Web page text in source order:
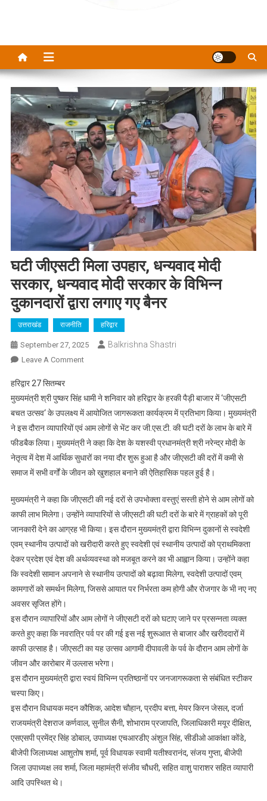
घटी जीएसटी मिला उपहार, धन्यवाद मोदी
सरकार, धन्यवाद मोदी सरकार के विभिन्न
दुकानदारों द्वारा लगाए गए बैनर
उत्तराखंड राजनीति हरिद्वार
September 27, 2025 Balkrishna Shastri
Leave A CommentOn
मिला
उपहार,
धन्यवाद
मोदी
सरकार,
धन्यवाद
सरकार
के
विभिन्न
लगाए
गए
बैनर
हरिद्वार 27 सितम्बर
मुख्यमंत्री श्री पुष्कर सिंह धामी ने शनिवार को हरिद्वार के हरकी पैड़ी बाजार में ‘जीएसटी
बचत उत्सव‘ के उपलक्ष्य में आयोजित जागरूकता कार्यक्रम में प्रतिभाग किया। मुख्यमंत्री
ने इस दौरान व्यापारियों एवं आम लोगों से भेंट कर जी.एस.टी. की घटी दरों के लाभ के बारे में
फीडबैक लिया। मुख्यमंत्री ने कहा कि देश के यशस्वी प्रधानमंत्री श्री नरेन्द्र मोदी के
नेतृत्व में देश में आर्थिक सुधारों का नया दौर शुरू हुआ है और जीएसटी की दरों में कमी से
समाज में सभी वर्गों के जीवन को खुशहाल बनाने की ऐतिहासिक पहल हुई है।
मुख्यमंत्री ने कहा कि जीएसटी की नई दरों से उपभोक्ता वस्तुएं सस्ती होने से आम लोगों को
काफी लाभ मिलेगा। उन्होंने व्यापारियों से जीएसटी की घटी दरों के बारे में ग्राहकों को पूरी
जानकारी देने का आग्रह भी किया। इस दौरान मुख्यमंत्री द्वारा विभिन्न दुकानों से स्वदेशी
एवम् स्थानीय उत्पादों को खरीदारी करते हुए स्वदेशी एवं स्थानीय उत्पादों को प्राथमिकता
देकर प्रदेश एवं देश की अर्थव्यवस्था को मजबूत करने का भी आह्वान किया। उन्होंने कहा
कि स्वदेशी सामान अपनाने से स्थानीय उत्पादों को बढ़ावा मिलेगा, स्वदेशी उत्पादों एवम्
कामगारों को समर्थन मिलेगा, जिससे आयात पर निर्भरता कम होगी और रोजगार के भी नए नए
अवसर सृजित होंगे।
इस दौरान व्यापारियों और आम लोगों ने जीएसटी दरों को घटाए जाने पर प्रसन्नता व्यक्त
करते हुए कहा कि नवरात्रि पर्व पर की गई इस नई शुरूआत से बाजार और खरीददारों में
काफी उत्साह है। जीएसटी का यह उत्सव आगामी दीपावली के पर्व के दौरान आम लोगों के
जीवन और कारोबार में उल्लास भरेगा।
इस दौरान मुख्यमंत्री द्वारा स्वयं विभिन्न प्रतिष्ठानों पर जनजागरूकता से संबंधित स्टीकर
चस्पा किए।
इस दौरान विधायक मदन कौशिक, आदेश चौहान, प्रदीप बत्ता, मेयर किरन जेसल, दर्जा
राजयमंत्री देशराज कर्णवाल, सुनील सैनी, शोभाराम प्रजापति, जिलाधिकारी मयूर दीक्षित,
एसएसपी प्रमेंद्र सिंह डोबाल, उपाध्यक्ष एचआरडीए अंशुल सिंह, सीडीओ आकांक्षा कोंडे,
बीजेपी जिलाध्यक्ष आशुतोष शर्मा, पूर्व विधायक स्वामी यतीश्वरानंद, संजय गुप्ता, बीजेपी
जिला उपाध्यक्ष लव शर्मा, जिला महामंत्री संजीव चौधरी, सहित वाशु पाराशर सहित व्यापारी
आदि उपस्थित थे।